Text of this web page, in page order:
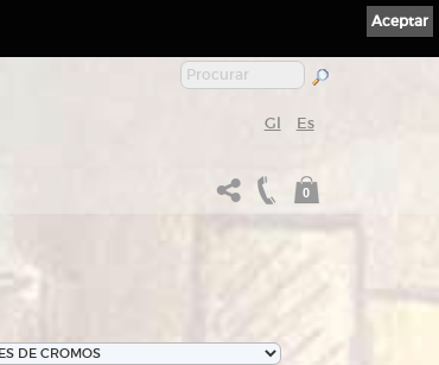
Gl Es
0
Aceptar